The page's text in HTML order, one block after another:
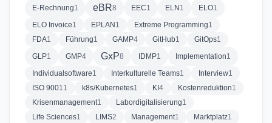
E-Rechnung1 eBR8 EEC1 ELN 1 ELO1
ELO Invoice1 EPLAN 1 Extreme Programming1
FDA1 Führung1 GAMP4 GitHub1 GitOps1
GLP1 GMP4 GxP8 IDMP1 Implementation1
Individualsoftware1 Interkulturelle Teams1 Interview1
ISO 90011 k8s/Kubernetes1 KI 4 Kostenreduktion1
Krisenmanagement1 Labordigitalisierung1
Life Sciences1 LIMS2 Management1 Marktplatz1